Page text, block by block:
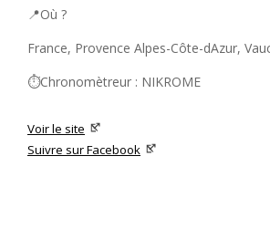
📍Où ?
France, Provence Alpes-Côte-dAzur,
⏱️Chronomètreur : NIKROME
Voir le site
Suivre sur Facebook